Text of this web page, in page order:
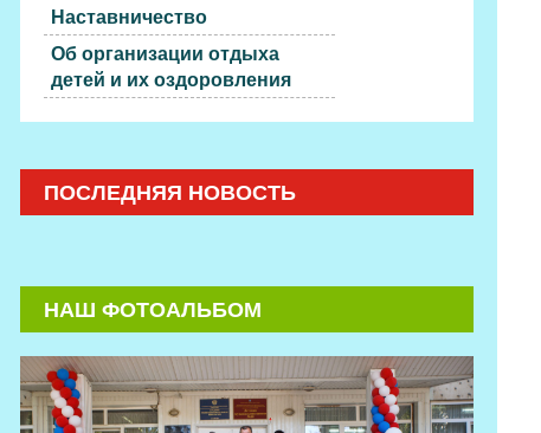
Наставничество
Об организации отдыха
детей и их оздоровления
ПОСЛЕДНЯЯ НОВОСТЬ
НАШ ФОТОАЛЬБОМ